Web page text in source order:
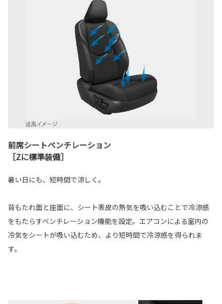
前席シートベンチレーション
［Zに標準装備］
暑い日にも、短時間で涼しく。
背もたれ面と座面に、シート表皮の熱気を吸い込むことで冷涼感
をもたらすベンチレーション機能を設定。エアコンによる室内の
冷気をシートが吸い込むため、より短時間で冷涼感を得られま
す。